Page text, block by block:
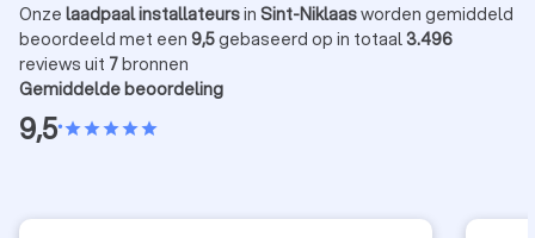
Onze laadpaal installateursin Sint-Niklaasworden gemiddeld
beoordeeld met een 9,5gebaseerd op in totaal3.496
reviews uit 7bronnen
Gemiddelde beoordeling
9,5•starstarstarstarstar